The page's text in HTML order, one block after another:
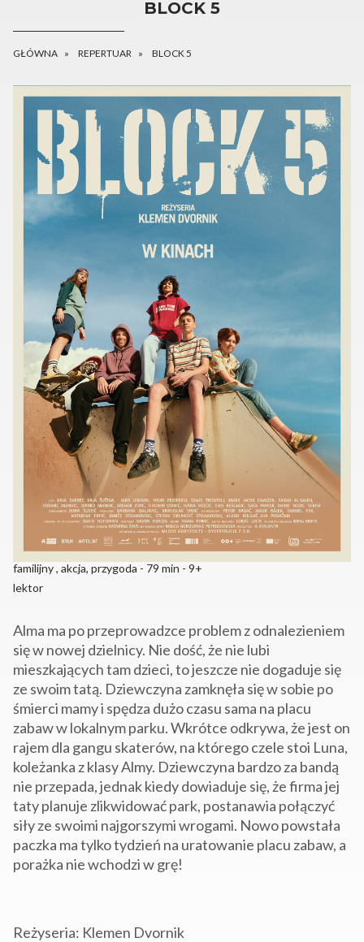
BLOCK 5
GŁÓWNA REPERTUAR BLOCK 5
familijny , akcja, przygoda - 79 min - 9+
lektor
Alma ma po przeprowadzce problem z odnalezieniem
się w nowej dzielnicy. Nie dość, że nie lubi
mieszkających tam dzieci, to jeszcze nie dogaduje się
ze swoim tatą. Dziewczyna zamknęła się w sobie po
śmierci mamy i spędza dużo czasu sama na placu
zabaw w lokalnym parku. Wkrótce odkrywa, że jest on
rajem dla gangu skaterów, na którego czele stoi Luna,
koleżanka z klasy Almy. Dziewczyna bardzo za bandą
nie przepada, jednak kiedy dowiaduje się, że firma jej
taty planuje zlikwidować park, postanawia połączyć
siły ze swoimi najgorszymi wrogami. Nowo powstała
paczka ma tylko tydzień na uratowanie placu zabaw, a
porażka nie wchodzi w grę!
Reżyseria: Klemen Dvornik